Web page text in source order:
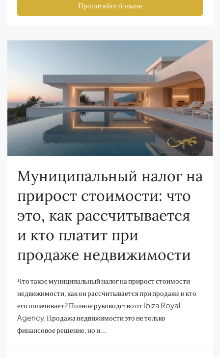
Прочитайте больше
Муниципальный налог на
прирост стоимости: что
это, как рассчитывается
и кто платит при
продаже недвижимости
Что такое муниципальный налог на прирост стоимости
недвижимости, как он рассчитывается при продаже и кто
его оплачивает? Полное руководство от Ibiza Royal
Agency. Продажа недвижимости это не только
финансовое решение, но и...